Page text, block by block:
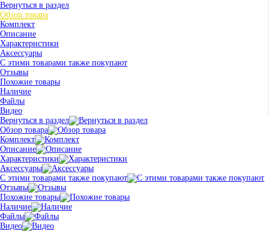
Вернуться в раздел
Обзор товара
Комплект
Описание
Характеристики
Аксессуары
С этими товарами также покупают
Отзывы
Похожие товары
Наличие
Файлы
Видео
Вернуться в раздел
Обзор товара
Комплект
Описание
Характеристики
Аксессуары
С этими товарами также покупают
Отзывы
Похожие товары
Наличие
Файлы
Видео